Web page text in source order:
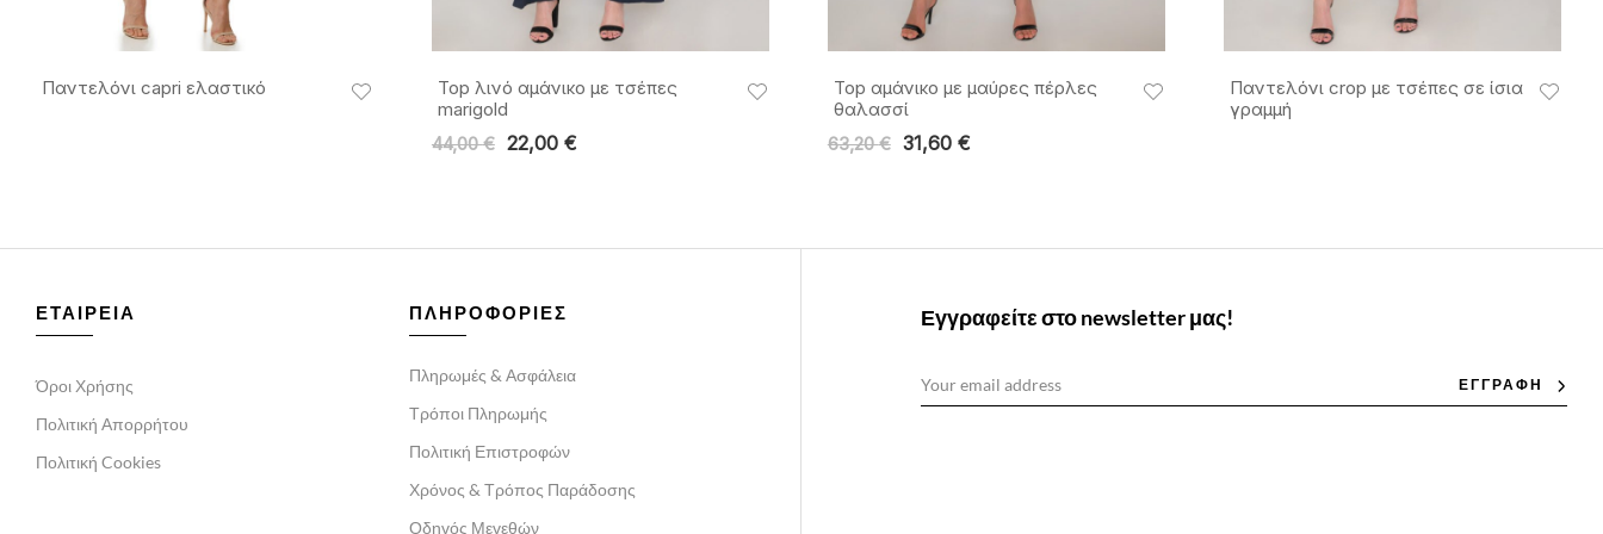
Παντελόνι capri ελαστικό
Top λινό αμάνικο με τσέπες
marigold
44,00€ 22,00 €
Top αμάνικο με μαύρες πέρλες
θαλασσί
63,20€ 31,60 €
Παντελόνι crop με τσέπες σε ίσια
γραμμή
ΕΤΑΙΡΕΙΑ
Όροι Χρήσης
Πολιτική Απορρήτου
Πολιτική Cookies
ΠΛΗΡΟΦΟΡΙΕΣ
Πληρωμές & Ασφάλεια
Τρόποι Πληρωμής
Πολιτική Επιστροφών
Χρόνος & Τρόπος Παράδοσης
Οδηγός Μεγεθών
Εγγραφείτε στο newsletter μας!
ΕΓΓΡΑΦΗ